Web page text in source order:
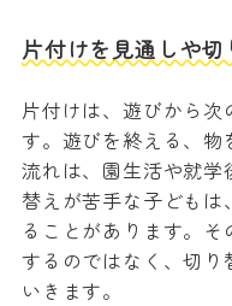
片付けを見通しや
片付けは、遊びから
す。遊びを終える、物
流れは、園生活や就学
替えが苦手な子ども
ることがあります。
するのではなく、切り
いきます。